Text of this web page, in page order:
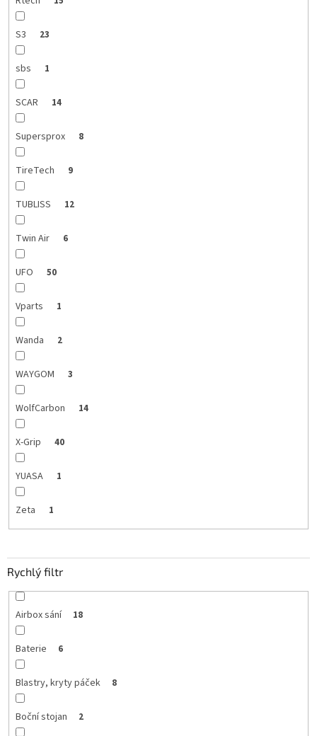
S3 23
sbs 1
SCAR 14
Supersprox 8
TireTech 9
TUBLISS 12
Twin Air 6
UFO 50
Vparts 1
Wanda 2
WAYGOM 3
WolfCarbon 14
X-Grip 40
YUASA 1
Zeta 1
Rychlý filtr
Airbox sání 18
Baterie 6
Blastry, kryty páček 8
Boční stojan 2